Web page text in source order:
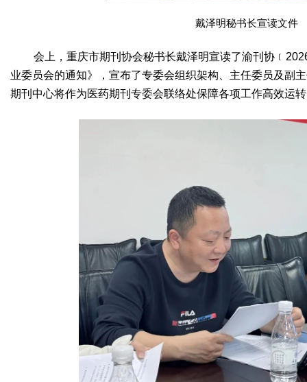
戴泽明秘书长宣读文件
会上，重庆市期刊协会秘书长戴泽明宣读了渝刊协
业委员会的通知》，宣布了专委会组织架构、主任委员及副
期刊中心将作为医药期刊专委会联络处保障各项工作高效运